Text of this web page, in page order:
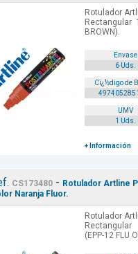
Rotulador
Rectangular
BROWN).
Envase
6 Uds.
Cï¿½digo de
UMV
1 Uds.
+ Información
CS173480- Rotulador Artline
Naranja Fluor.
Rotulador
(EPP-12 FLU